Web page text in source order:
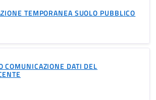
TEMPORANEA SUOLO PUBBLICO
COMUNICAZIONE DATI DEL